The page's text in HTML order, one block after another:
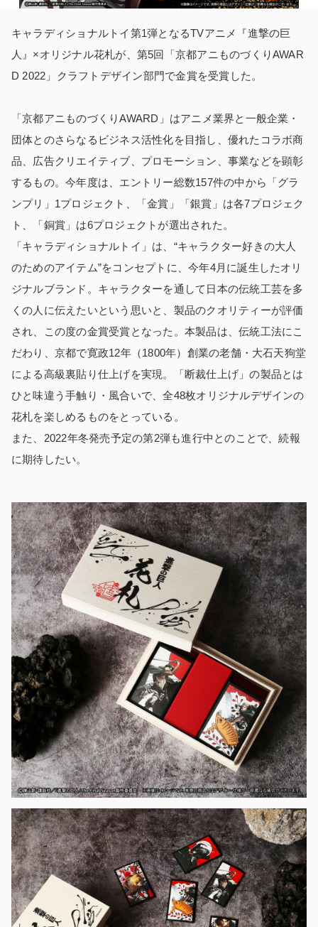
キャラディショナルトイ第1弾となるTVアニメ『進撃の巨
人』×オリジナル花札が、第5回「京都アニものづくりAWAR
D 2022」クラフトデザイン部門で金賞を受賞した。
「京都アニものづくりAWARD」はアニメ業界と一般企業・
団体とのさらなるビジネス活性化を目指し、優れたコラボ商
品、広告クリエイティブ、プロモーション、事業などを顕彰
するもの。今年度は、エントリー総数157件の中から「グラ
ンプリ」1プロジェクト、「金賞」「銀賞」は各7プロジェク
ト、「銅賞」は6プロジェクトが選出された。
「キャラディショナルトイ」は、“キャラクター好きの大人
のためのアイテム”をコンセプトに、今年4月に誕生したオリ
ジナルブランド。キャラクターを通して日本の伝統工芸を多
くの人に伝えたいという思いと、製品のクオリティーが評価
され、この度の金賞受賞となった。本製品は、伝統工法にこ
だわり、京都で寛政12年（1800年）創業の老舗・大石天狗堂
による高級裏貼り仕上げを実現。「断裁仕上げ」の製品とは
ひと味違う手触り・風合いで、全48枚オリジナルデザインの
花札を楽しめるものをとっている。
また、2022年冬発売予定の第2弾も進行中とのことで、続報
に期待したい。